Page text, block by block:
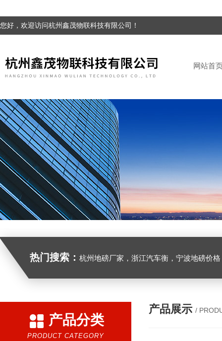
您好，欢迎访问杭州鑫茂物联科技有限公司！
网站首
热门搜索： 杭州地磅厂家，浙江汽车衡，宁波地磅价格，浙江地
产品分类
PRODUCT CATEGORY
产品展示 /